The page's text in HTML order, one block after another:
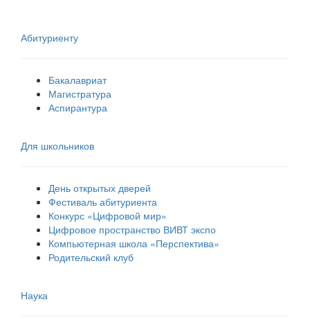
Абитуриенту
Бакалавриат
Магистратура
Аспирантура
Для школьников
День открытых дверей
Фестиваль абитуриента
Конкурс «Цифровой мир»
Цифровое пространство ВИВТ экспо
Компьютерная школа «Перспектива»
Родительский клуб
Наука